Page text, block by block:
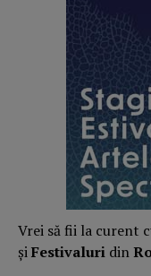
Vrei să fii la curent
șiFestivaluri din